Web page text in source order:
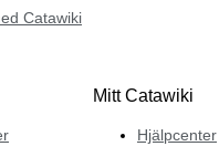
Catawiki
Mitt Catawiki
Hjälpcenter